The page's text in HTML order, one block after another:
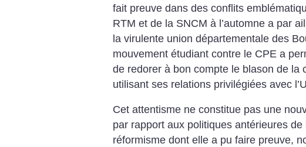
fait preuve dans des conflits
RTM et de la SNCM à l’automne a par
la virulente union départementale des
mouvement étudiant contre le CPE a
de redorer à bon compte le blason de la
utilisant ses relations privilégiées avec
Cet attentisme ne constitue pas une
par rapport aux politiques antérieures de
réformisme dont elle a pu faire preuve,